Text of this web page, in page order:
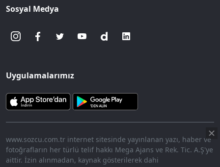
Sosyal Medya
Uygulamalarımız
www.sozcu.com.tr internet sitesinde yayınlanan yazı, haber ve
fotoğrafların her türlü telif hakkı Mega Ajans ve Rek. Tic. A.Ş'ye
aittir. İzin alınmadan, kaynak gösterilerek dahi